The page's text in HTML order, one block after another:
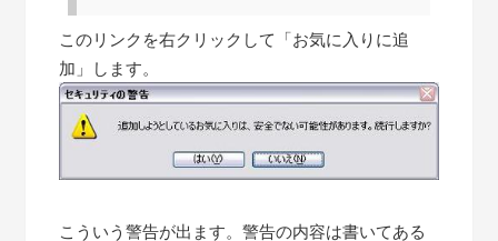
このリンクを右クリックして「お気に入りに追
加」します。
こういう警告が出ます。警告の内容は書いてある